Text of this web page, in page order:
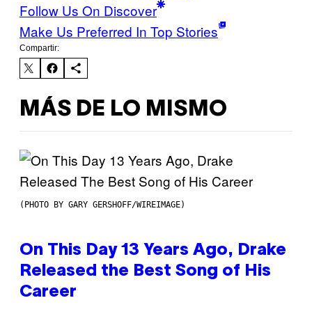
Follow Us On Discover
Make Us Preferred In Top Stories
Compartir:
MÁS DE LO MISMO
(PHOTO BY GARY GERSHOFF/WIREIMAGE)
On This Day 13 Years Ago, Drake
Released the Best Song of His
Career